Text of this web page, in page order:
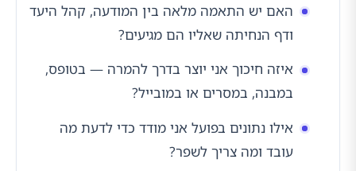
האם יש התאמה מלאה בין המודעה, קהל היעד
ודף הנחיתה שאליו הם מגיעים?
איזה חיכוך אני יוצר בדרך להמרה — בטופס,
במבנה, במסרים או במובייל?
אילו נתונים בפועל אני מודד כדי לדעת מה
עובד ומה צריך לשפר?